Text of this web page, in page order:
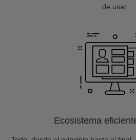
de usar.
Ecosistema